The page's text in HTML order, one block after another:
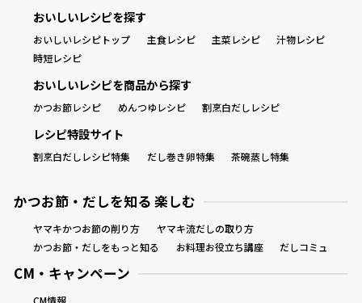
だしパック
おいしいレシピを探す
おいしいレシピトップ 主食レシピ 主菜レシピ
汁物レシピ
時短レシピ
おいしいレシピを商品から探す
かつお節レシピ めんつゆレシピ 割烹白だしレシピ
レシピ特設サイト
割烹白だしレシピ特集 だし巻き卵特集 茶碗蒸し特集
かつお節・だしを知る 楽しむ
ヤマキかつお節の削り方
ヤマキ流だしの取り方
かつお節・だしをもっと知る
お料理お役立ち講座 だしコミュ
CM・キャンペーン